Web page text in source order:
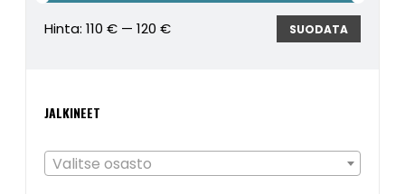
SUODATA
Hinta:110 € —120 €
JALKINEET
Valitse osasto